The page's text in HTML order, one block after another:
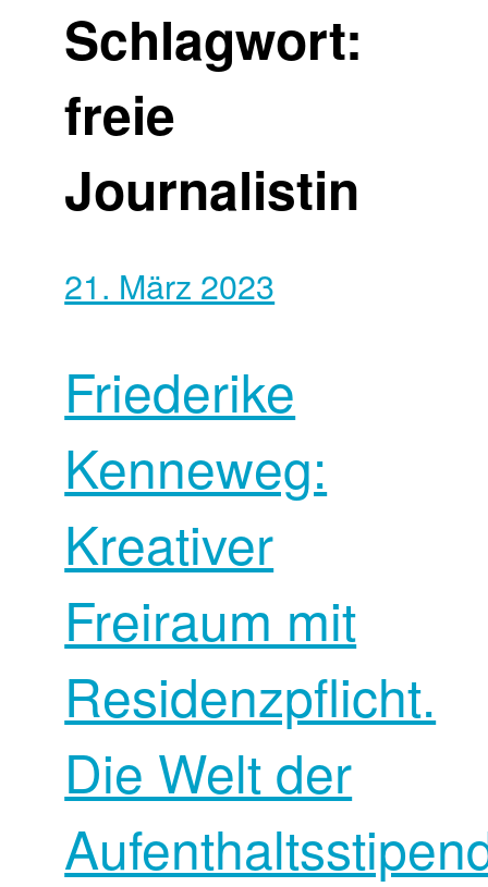
Schlagwort:
freie
Journalistin
21. März 2023
Friederike
Kenneweg:
Kreativer
Freiraum mit
Residenzpflicht.
Die Welt der